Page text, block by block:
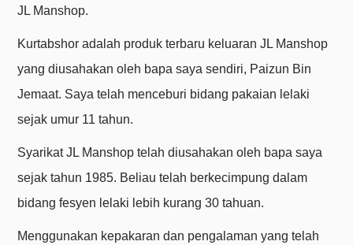
JL Manshop.
Kurtabshor adalah produk terbaru keluaran JL Manshop
yang diusahakan oleh bapa saya sendiri, Paizun Bin
Jemaat. Saya telah menceburi bidang pakaian lelaki
sejak umur 11 tahun.
Syarikat JL Manshop telah diusahakan oleh bapa saya
sejak tahun 1985. Beliau telah berkecimpung dalam
bidang fesyen lelaki lebih kurang 30 tahuan.
Menggunakan kepakaran dan pengalaman yang telah